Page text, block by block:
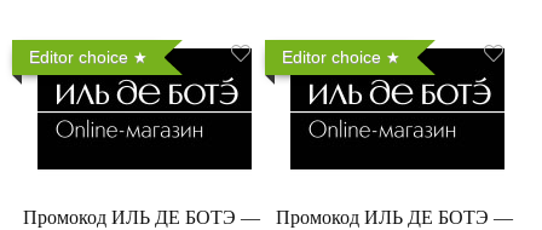
Editor choice
Промокод ИЛЬ ДЕ БОТЭ —
Editor choice
Промокод ИЛЬ ДЕ БОТЭ —